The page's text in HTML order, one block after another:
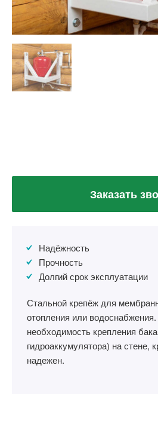
Заказать
Надёжность
Прочность
Долгий срок эксплуатации
Стальной крепёж для
отопления или
необходимость крепления
гидроаккумулятора) на стене,
надежен.